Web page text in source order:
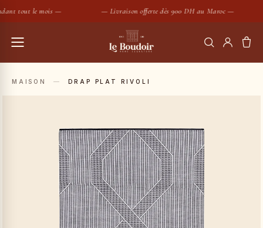
tout le mois — — Livraison offerte dès 900 DH au Maroc —
Peignoirs Nouveautés
MAISON — DRAP PLAT RIVOLI